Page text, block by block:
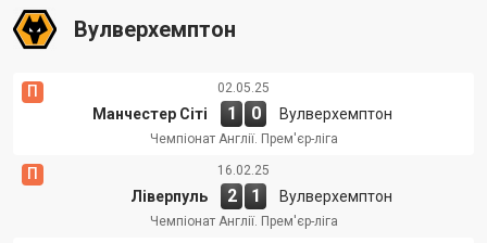
Вулверхемптон
П 02.05.25
Манчестер Сіті 1 0 Вулверхемптон
Чемпіонат Англії. Прем'єр-ліга
П 16.02.25
Ліверпуль 2 1 Вулверхемптон
Чемпіонат Англії. Прем'єр-ліга